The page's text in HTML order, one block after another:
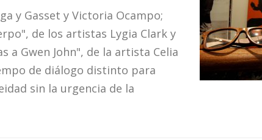
y Gasset y Victoria Ocampo;
de los artistas Lygia Clark y
a Gwen John", de la artista Celia
de diálogo distinto para
sin la urgencia de la